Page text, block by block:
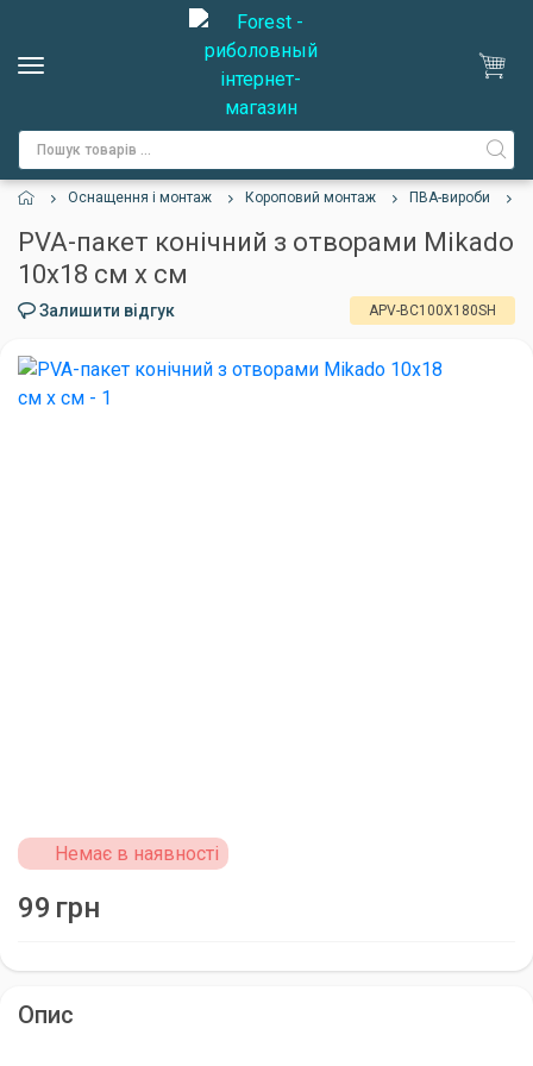
Оснащення і монтаж Короповий монтаж ПВА-вироби
PVA-пакет конічний з отворами Mikado
10х18 см х см
Залишити відгук APV-BC100X180SH
Немає в наявності
99 грн
Опис